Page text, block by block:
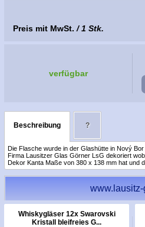
Preis mit MwSt. / 1 Stk.
verfügbar
Beschreibung ?
Die Flasche wurde in der Glashütte in Nový
Firma Lausitzer Glas Görner LsG dekoriert
Dekor Kanta Maße von 380 x 138 mm hat und
Whiskygläser 12x Swarovski
Kristall bleifreies G...